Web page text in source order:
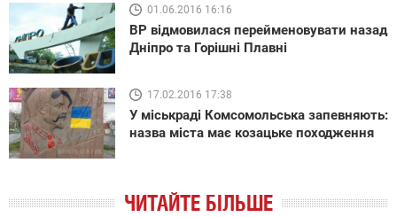
01.06.2016 16:16
ВР відмовилася перейменовувати назад
Дніпро та Горішні Плавні
17.02.2016 17:38
У міськраді Комсомольська запевняють:
назва міста має козацьке походження
ЧИТАЙТЕ БІЛЬШЕ